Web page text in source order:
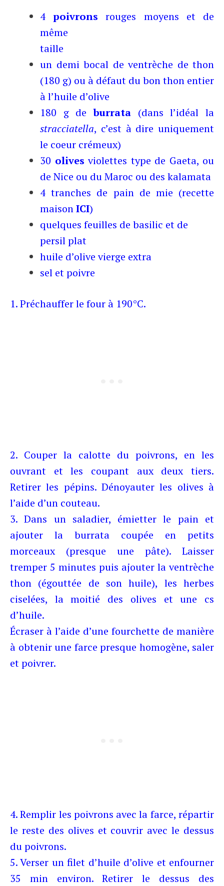
4poivrons rouges moyens et de
même
taille
un demi bocal de ventrèche de thon
(180 g) ou à défaut du bon thon entier
à l’huile d’olive
180 g deburrata (dans l’idéal la
stracciatella, c’est à dire uniquement
le coeur crémeux)
30 olives violettes type de Gaeta, ou
de Nice ou du Maroc ou des kalamata
4 tranches de pain de mie (recette
maisonICI)
quelques feuilles de basilic et de
persil plat
huile d’olive vierge extra
sel et poivre
1. Préchauffer le four à 190°C.
2. Couper la calotte du poivrons, en les
ouvrant et les coupant aux deux tiers.
Retirer les pépins. Dénoyauter les olives à
l’aide d’un couteau.
3. Dans un saladier, émietter le pain et
ajouter la burrata coupée en petits
morceaux (presque une pâte). Laisser
tremper 5 minutes puis ajouter la ventrèche
thon (égouttée de son huile), les herbes
ciselées, la moitié des olives et une cs
d’huile.
Écraser à l’aide d’une fourchette de manière
à obtenir une farce presque homogène, saler
et poivrer.
4. Remplir les poivrons avec la farce, répartir
le reste des olives et couvrir avec le dessus
du poivrons.
5. Verser un filet d’huile d’olive et enfourner
35 min environ. Retirer le dessus des